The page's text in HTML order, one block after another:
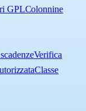
GPLColonnine
Verifica
Classe